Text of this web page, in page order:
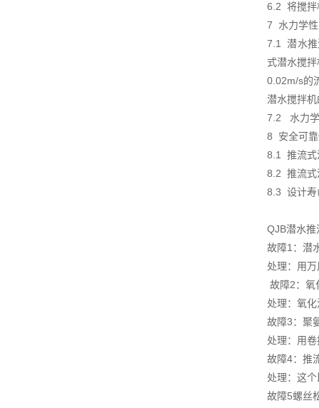
6.2 将搅拌
7 水力学
7.1 潜水推
式潜水搅
0.02m/s的
潜水搅拌
7.2 水力学
8 安全可
8.1 推流式
8.2 推流式
8.3 设计寿
QJB潜水
故障1：潜
处理：用
故障2：氧
处理：氧
故障3：聚
处理：用
故障4：推
处理：这
故障5螺丝